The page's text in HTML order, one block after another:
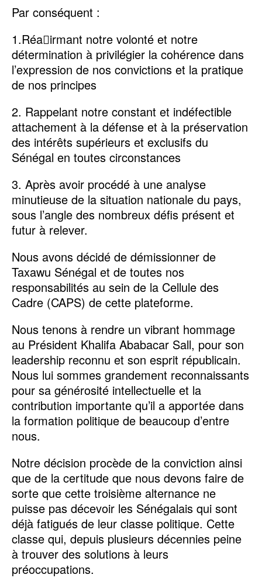
Par conséquent :
1.Réa􏰀irmant notre volonté et notre
détermination à privilégier la cohérence dans
l’expression de nos convictions et la pratique
de nos principes
2. Rappelant notre constant et indéfectible
attachement à la défense et à la préservation
des intérêts supérieurs et exclusifs du
Sénégal en toutes circonstances
3. ⁠Après avoir procédé à une analyse
minutieuse de la situation nationale du pays,
sous l’angle des nombreux défis présent et
futur à relever.
Nous avons décidé de démissionner de
Taxawu Sénégal et de toutes nos
responsabilités au sein de la Cellule des
Cadre (CAPS) de cette plateforme.
Nous tenons à rendre un vibrant hommage
au Président Khalifa Ababacar Sall, pour son
leadership reconnu et son esprit républicain.
Nous lui sommes grandement reconnaissants
pour sa générosité intellectuelle et la
contribution importante qu’il a apportée dans
la formation politique de beaucoup d’entre
nous.
Notre décision procède de la conviction ainsi
que de la certitude que nous devons faire de
sorte que cette troisième alternance ne
puisse pas décevoir les Sénégalais qui sont
déjà fatigués de leur classe politique. Cette
classe qui, depuis plusieurs décennies peine
à trouver des solutions à leurs
préoccupations.